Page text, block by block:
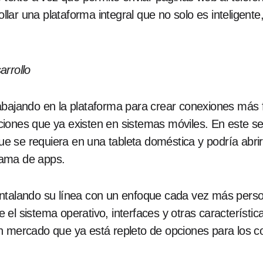
una plataforma integral que no solo es
en la plataforma para crear conexiones más
que ya existen en sistemas móviles. En este
se requiera en una tableta doméstica y podría
de apps.
su línea con un enfoque cada vez más
el sistema operativo, interfaces y otras
mercado que ya está repleto de opciones para los